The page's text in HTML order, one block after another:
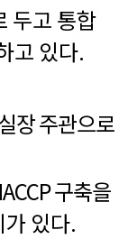
두고 통합
고 있다.
장 주관으로
구축을
있다.